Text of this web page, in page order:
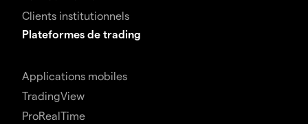
Clients institutionnels
Plateformes de trading
Applications mobiles
TradingView
ProRealTime